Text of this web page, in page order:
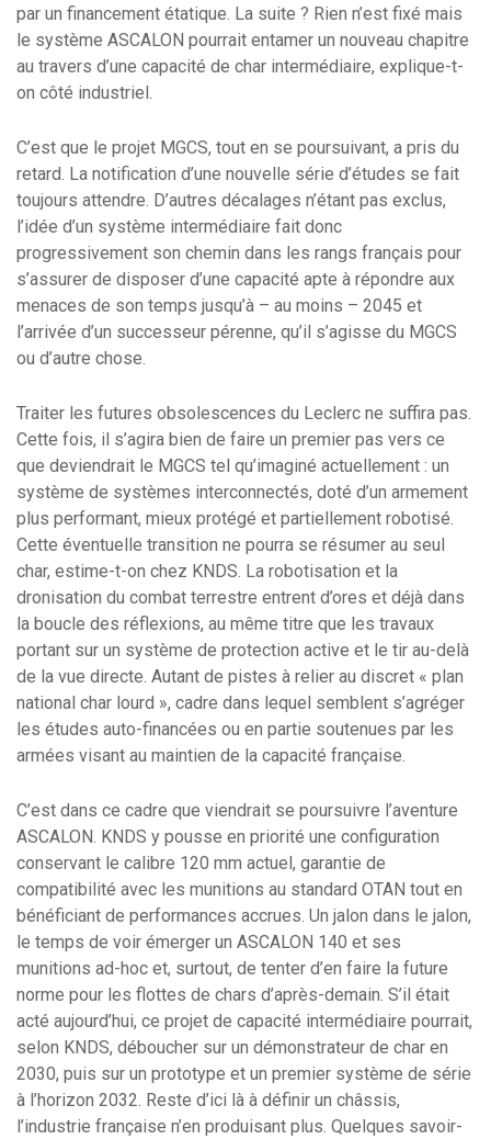
par un financement étatique. La suite ? Rien n’est fixé mais
le système ASCALON pourrait entamer un nouveau chapitre
au travers d’une capacité de char intermédiaire, explique-t-
on côté industriel.
C’est que le projet MGCS, tout en se poursuivant, a pris du
retard. La notification d’une nouvelle série d’études se fait
toujours attendre. D’autres décalages n’étant pas exclus,
l’idée d’un système intermédiaire fait donc
progressivement son chemin dans les rangs français pour
s’assurer de disposer d’une capacité apte à répondre aux
menaces de son temps jusqu’à – au moins – 2045 et
l’arrivée d’un successeur pérenne, qu’il s’agisse du MGCS
ou d’autre chose.
Traiter les futures obsolescences du Leclerc ne suffira pas.
Cette fois, il s’agira bien de faire un premier pas vers ce
que deviendrait le MGCS tel qu’imaginé actuellement : un
système de systèmes interconnectés, doté d’un armement
plus performant, mieux protégé et partiellement robotisé.
Cette éventuelle transition ne pourra se résumer au seul
char, estime-t-on chez KNDS. La robotisation et la
dronisation du combat terrestre entrent d’ores et déjà dans
la boucle des réflexions, au même titre que les travaux
portant sur un système de protection active et le tir au-delà
de la vue directe. Autant de pistes à relier au discret « plan
national char lourd », cadre dans lequel semblent s’agréger
les études auto-financées ou en partie soutenues par les
armées visant au maintien de la capacité française.
C’est dans ce cadre que viendrait se poursuivre l’aventure
ASCALON. KNDS y pousse en priorité une configuration
conservant le calibre 120 mm actuel, garantie de
compatibilité avec les munitions au standard OTAN tout en
bénéficiant de performances accrues. Un jalon dans le jalon,
le temps de voir émerger un ASCALON 140 et ses
munitions ad-hoc et, surtout, de tenter d’en faire la future
norme pour les flottes de chars d’après-demain. S’il était
acté aujourd’hui, ce projet de capacité intermédiaire pourrait,
selon KNDS, déboucher sur un démonstrateur de char en
2030, puis sur un prototype et un premier système de série
à l’horizon 2032. Reste d’ici là à définir un châssis,
l’industrie française n’en produisant plus. Quelques savoir-